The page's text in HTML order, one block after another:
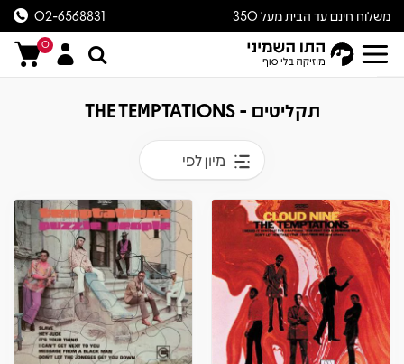
משלוח חינם עד הבית מעל 350
ש״ח
02-6568831
0
תקליטים - THE TEMPTATIONS
מיון לפי